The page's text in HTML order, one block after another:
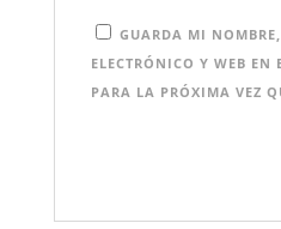
GUARDA MI NOMBRE,
ELECTRÓNICO Y WEB EN
PARA LA PRÓXIMA VEZ